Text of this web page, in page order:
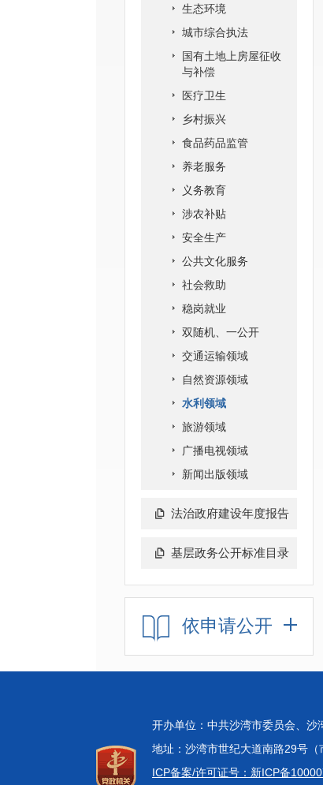
生态环境
城市综合执法
国有土地上房屋征收
与补偿
医疗卫生
乡村振兴
食品药品监管
养老服务
义务教育
涉农补贴
安全生产
公共文化服务
社会救助
稳岗就业
双随机、一公开
交通运输领域
自然资源领域
水利领域
旅游领域
广播电视领域
新闻出版领域
法治政府建设年度报告
基层政务公开标准目录
依申请公开
开办单位：中共沙湾市委员会、
地址：沙湾市世纪大道南路29号
ICP备案/许可证号：新ICP备